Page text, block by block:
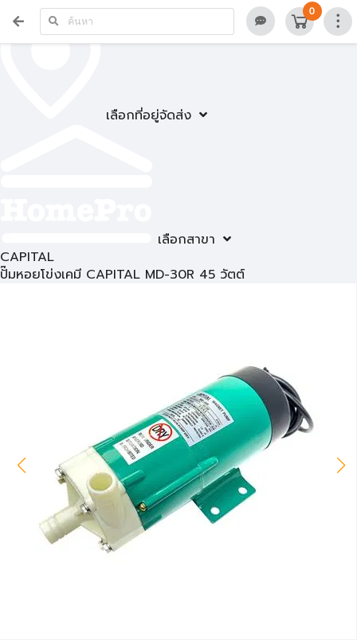
เลือกที่อยู่จัดส่ง
เลือกสาขา
0
CAPITAL
ปั๊มหอยโข่งเคมี CAPITAL MD-30R 45 วัตต์